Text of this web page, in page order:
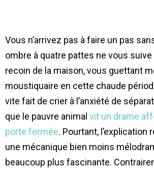
Vous n’arrivez pas à faire un pas
ombre à quatre pattes ne vous
recoin de la maison, vous guettant
moustiquaire en cette chaude
vite fait de crier à l’anxiété de
que le pauvre animal vit un drame
porte fermée. Pourtant, l’explication
une mécanique bien moins
beaucoup plus fascinante.